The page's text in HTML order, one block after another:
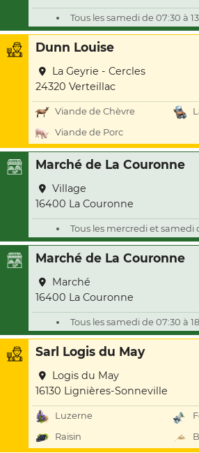
Tous les samedi de 07:30 à
Dunn Louise
La Geyrie - Cercles
24320 Verteillac
Viande de Chèvre
Viande de Porc
Marché de La Couronne
Village
16400 La Couronne
Tous les mercredi et samedi
Marché de La Couronne
Marché
16400 La Couronne
Tous les samedi de 07:30 à
Sarl Logis du May
Logis du May
16130 Lignières-Sonneville
Luzerne
Raisin